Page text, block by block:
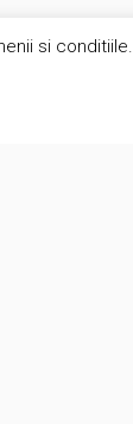
si conditiile.